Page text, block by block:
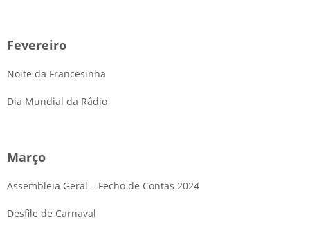
Fevereiro
Noite da Francesinha
Dia Mundial da Rádio
Março
Assembleia Geral – Fecho de Contas 2024
Desfile de Carnaval